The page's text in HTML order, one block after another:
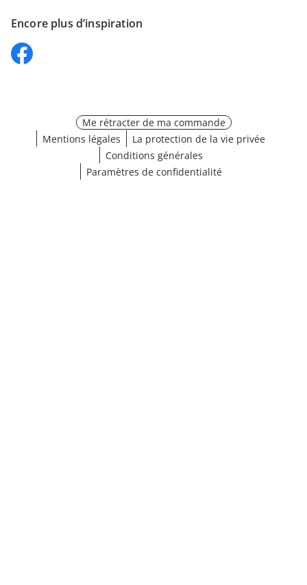
Encore plus d’inspiration
Me rétracter de ma commande
Mentions légales
La protection de la vie privée
Conditions générales
Paramètres de confidentialité